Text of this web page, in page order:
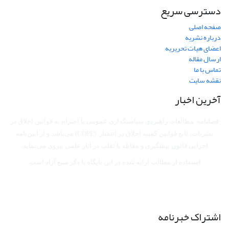
دسترسی سریع
صفحه اصلی
درباره نشریه
اعضای هیات تحریریه
ارسال مقاله
تماس با ما
نقشه سایت
آخرین اخبار
اشتراک خبرنامه